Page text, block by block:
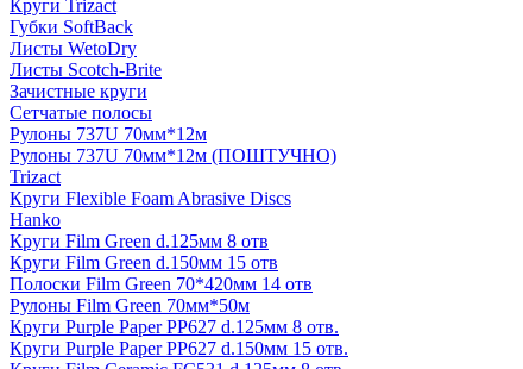
Круги Trizact
Губки SoftBack
Листы WetoDry
Листы Scotch-Brite
Зачистные круги
Сетчатые полосы
Рулоны 737U 70мм*12м
Рулоны 737U 70мм*12м (ПОШТУЧНО)
Trizact
Круги Flexible Foam Abrasive Discs
Hanko
Круги Film Green d.125мм 8 отв
Круги Film Green d.150мм 15 отв
Полоски Film Green 70*420мм 14 отв
Рулоны Film Green 70мм*50м
Круги Purple Paper PP627 d.125мм 8 отв.
Круги Purple Paper PP627 d.150мм 15 отв.